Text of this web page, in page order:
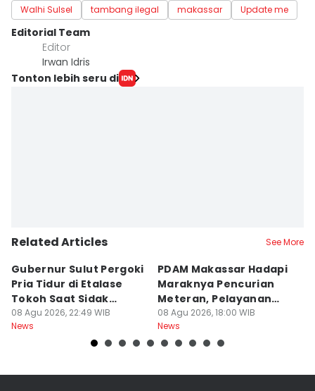
Walhi Sulsel tambang ilegal makassar Update me
Editorial Team
Editor
Irwan Idris
Tonton lebih seru di
Related Articles See More
Gubernur Sulut Pergoki
Pria Tidur di Etalase
Tokoh Saat Sidak
Gedung
08 Agu 2026, 22:49 WIB
News
PDAM Makassar Hadapi
Maraknya Pencurian
Meteran, Pelayanan
Ikut Terdampak
08 Agu 2026, 18:00 WIB
News